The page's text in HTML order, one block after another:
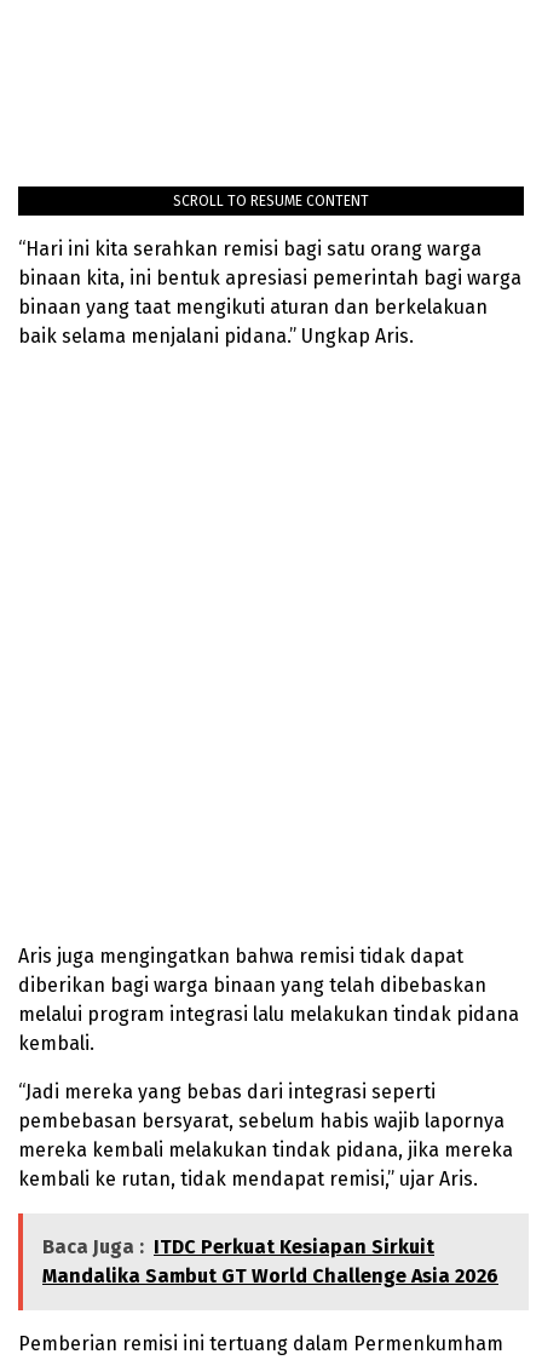
SCROLL TO RESUME CONTENT
“Hari ini kita serahkan remisi bagi satu orang warga
binaan kita, ini bentuk apresiasi pemerintah bagi warga
binaan yang taat mengikuti aturan dan berkelakuan
baik selama menjalani pidana.” Ungkap Aris.
Aris juga mengingatkan bahwa remisi tidak dapat
diberikan bagi warga binaan yang telah dibebaskan
melalui program integrasi lalu melakukan tindak pidana
kembali.
“Jadi mereka yang bebas dari integrasi seperti
pembebasan bersyarat, sebelum habis wajib lapornya
mereka kembali melakukan tindak pidana, jika mereka
kembali ke rutan, tidak mendapat remisi,” ujar Aris.
Baca Juga : ITDC Perkuat Kesiapan Sirkuit
Mandalika Sambut GT World Challenge Asia 2026
Pemberian remisi ini tertuang dalam Permenkumham